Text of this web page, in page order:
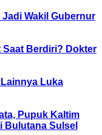
Wakil Gubernur
Saat Berdiri? Dokter
Lainnya Luka
Pupuk Kaltim
Bulutana Sulsel